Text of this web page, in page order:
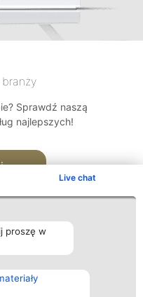
Live chat
proszę w
Sprawdź naszą
najlepszych!
Kontakt
Kontakt